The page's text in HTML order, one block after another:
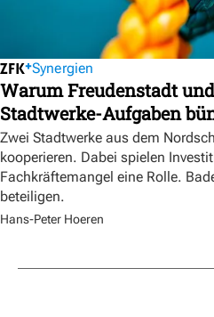
Synergien
Warum Freudenstadt
Stadtwerke-Aufgaben
Zwei Stadtwerke aus dem
kooperieren. Dabei spielen
Fachkräftemangel eine Rolle.
beteiligen.
Hans-Peter Hoeren